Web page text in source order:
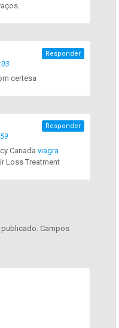
certesa
Responder
Canada viagra
Loss Treatment
Responder
Campos